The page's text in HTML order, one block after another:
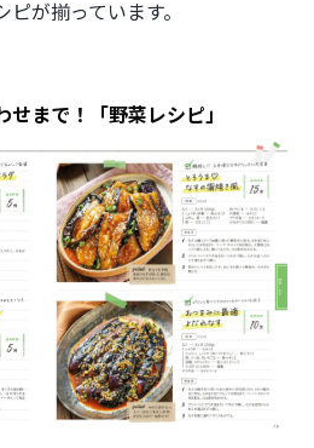
が揃っています。
まで！「野菜レシピ」